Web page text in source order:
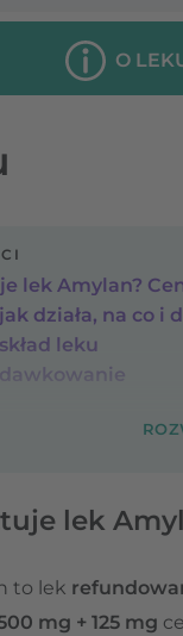
O
lek Amylan?
działa, na co i
leku
lek
to lek
mg + 125 mg